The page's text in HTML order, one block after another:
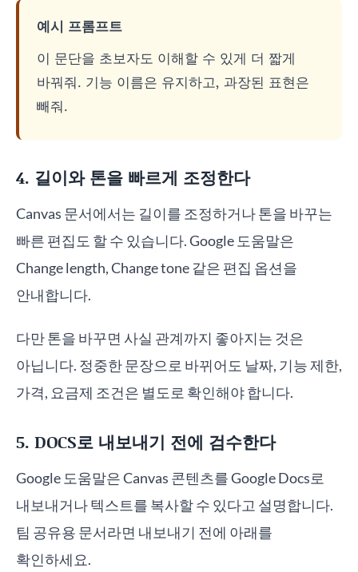
예시 프롬프트
이 문단을 초보자도 이해할 수 있게 더 짧게
바꿔줘. 기능 이름은 유지하고, 과장된 표현은
빼줘.
4. 길이와 톤을 빠르게 조정한다
Canvas 문서에서는 길이를 조정하거나 톤을 바꾸는
빠른 편집도 할 수 있습니다. Google 도움말은
Change length, Change tone 같은 편집 옵션을
안내합니다.
다만 톤을 바꾸면 사실 관계까지 좋아지는 것은
아닙니다. 정중한 문장으로 바뀌어도 날짜, 기능 제한,
가격, 요금제 조건은 별도로 확인해야 합니다.
5. DOCS로 내보내기 전에 검수한다
Google 도움말은 Canvas 콘텐츠를 Google Docs로
내보내거나 텍스트를 복사할 수 있다고 설명합니다.
팀 공유용 문서라면 내보내기 전에 아래를
확인하세요.